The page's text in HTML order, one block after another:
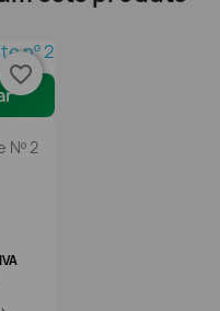
Nº 2
favorite_border